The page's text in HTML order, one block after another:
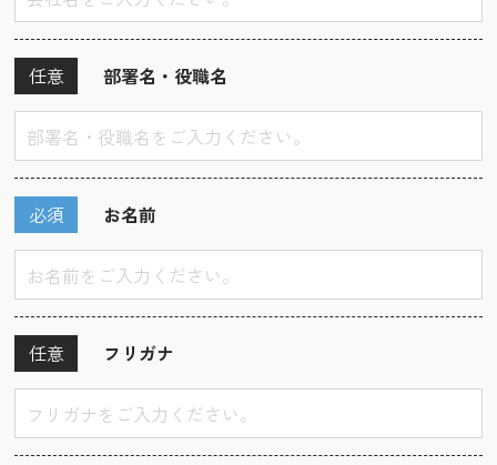
部署名・役職名
任意
お名前
必須
フリガナ
任意